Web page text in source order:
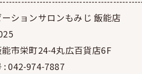
ーションサロンもみじ 飯能店
市栄町24-4丸広百貨店6F
: 042-974-7887